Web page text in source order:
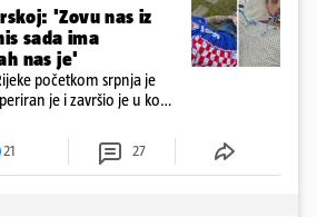
'Zovu nas iz
sada ima
nas je'
početkom srpnja je
je i završio je u komi.
u oporavak: 'Imamo
21 27